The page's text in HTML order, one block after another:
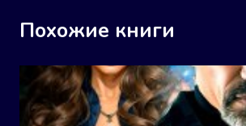
Похожие книги